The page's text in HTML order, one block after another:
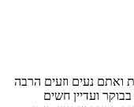
נעים וזעים הרבה
ועדיין חשים